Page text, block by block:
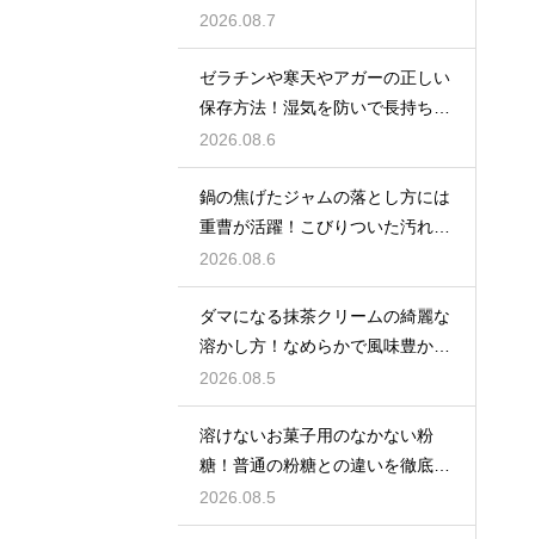
しいツヤを保つための管理方法
2026.08.7
ゼラチンや寒天やアガーの正しい
保存方法！湿気を防いで長持ちさ
せるコツ
2026.08.6
鍋の焦げたジャムの落とし方には
重曹が活躍！こびりついた汚れを
綺麗に落としてピカピカにする技
2026.08.6
ダマになる抹茶クリームの綺麗な
溶かし方！なめらかで風味豊かな
クリームを作る
2026.08.5
溶けないお菓子用のなかない粉
糖！普通の粉糖との違いを徹底解
説
2026.08.5